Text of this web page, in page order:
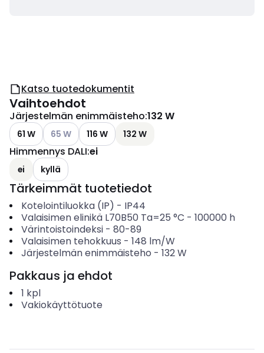
Katso tuotedokumentit
Vaihtoehdot
Järjestelmän enimmäisteho:132 W
61 W Katso käytettävissä olevat vaihtoehdot
65 W 116 W 132 W
Himmennys DALI:ei
ei kyllä
Tärkeimmät tuotetiedot
Kotelointiluokka (IP) - IP44
Valaisimen elinikä L70B50 Ta=25 °C - 100000 h
Värintoistoindeksi- 80-89
Valaisimen tehokkuus - 148 lm/W
Järjestelmän enimmäisteho - 132W
Pakkaus ja ehdot
1 kpl
Vakiokäyttötuote